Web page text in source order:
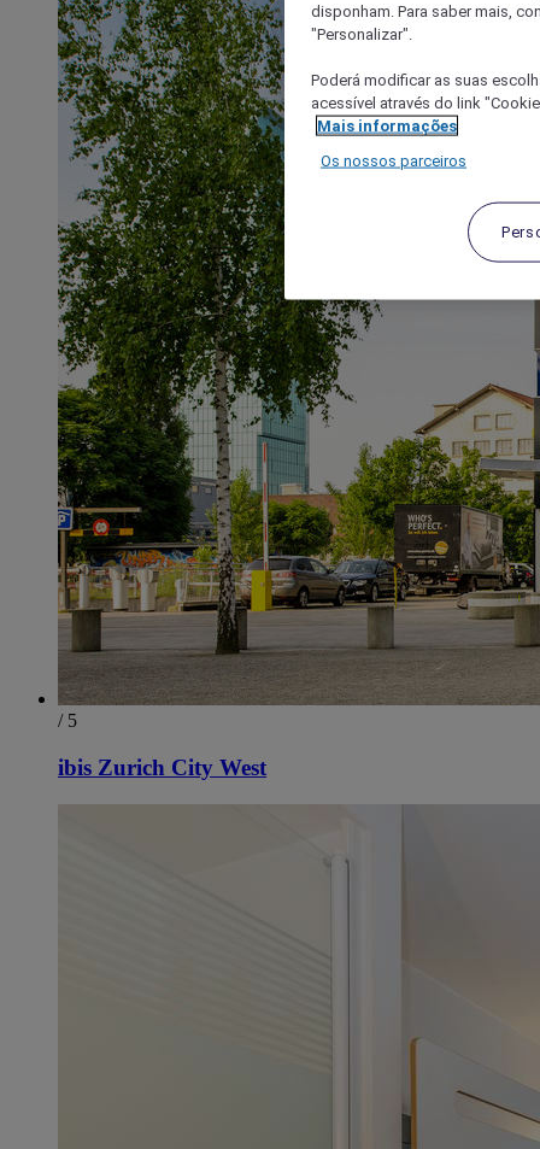
/ 5
ibis Zurich City West
disponham. Para saber mais,
"Personalizar".
Poderá modificar as suas
acessível através do link
Mais informações
Os nossos parceiros